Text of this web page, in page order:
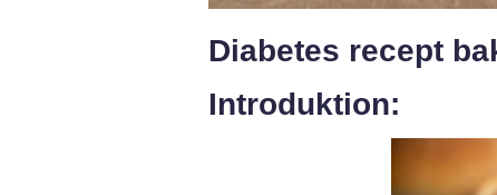
Diabetes recept
Introduktion: